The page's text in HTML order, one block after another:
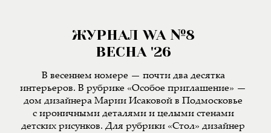
ЖУРНАЛ WA №8
ВЕСНА '26
В весеннем номере — почти два десятка
интерьеров. В рубрике «Особое приглашение» —
дом дизайнера Марии Исаковой в Подмосковье
с ироничными деталями и целыми стенами
детских рисунков. Для рубрики «Стол» дизайнер